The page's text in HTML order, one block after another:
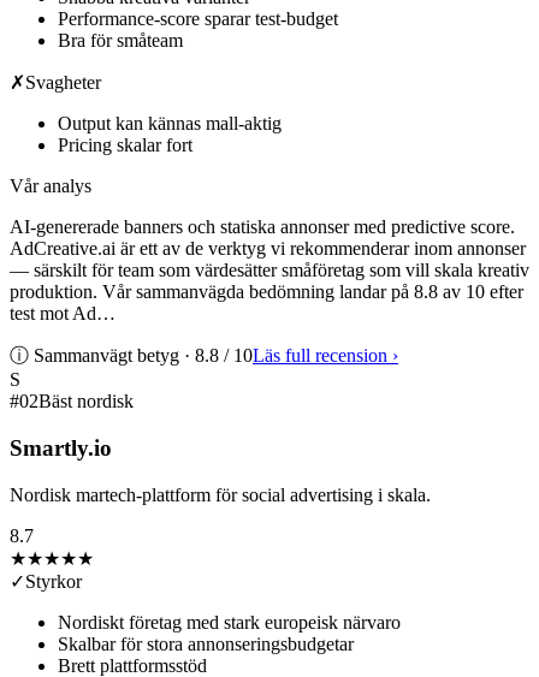
Performance-score sparar test-budget
Bra för småteam
✗Svagheter
Output kan kännas mall-aktig
Pricing skalar fort
Vår analys
AI-genererade banners och statiska annonser med predictive score.
AdCreative.ai är ett av de verktyg vi rekommenderar inom annonser
— särskilt för team som värdesätter småföretag som vill skala kreativ
produktion. Vår sammanvägda bedömning landar på 8.8 av 10 efter
test mot Ad…
ⓘ Sammanvägt betyg · 8.8 / 10Läs full recension ›
S
#02Bäst nordisk
Smartly.io
Nordisk martech-plattform för social advertising i skala.
8.7
★★★★★
✓Styrkor
Nordiskt företag med stark europeisk närvaro
Skalbar för stora annonseringsbudgetar
Brett plattformsstöd